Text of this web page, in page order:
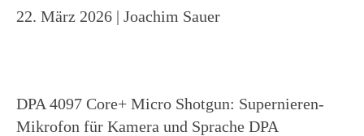
22. März 2026 | Joachim Sauer
DPA 4097 Core+ Micro Shotgun: Supernieren-
Mikrofon für Kamera und Sprache DPA